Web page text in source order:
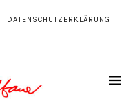
DATENSCHUTZERKLÄRUNG